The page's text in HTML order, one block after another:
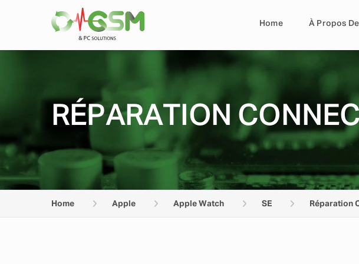
Home À Propos
RÉPARATION
Home Apple Apple Watch SE Réparation